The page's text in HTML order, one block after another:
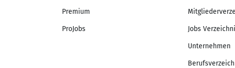
Premium
ProJobs Jobs
Unternehmen